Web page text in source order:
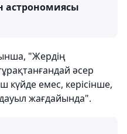
астрономиясы
"Жердің
әсер
күйде емес, керісінше,
дауыл жағдайында".